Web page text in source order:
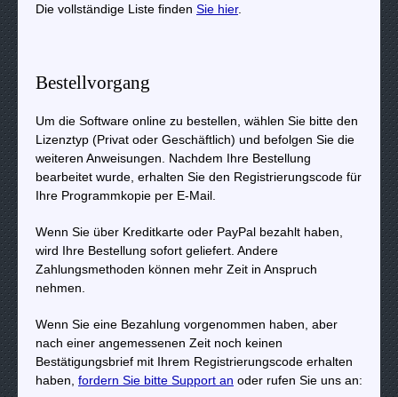
Die vollständige Liste finden Sie hier.
Bestellvorgang
Um die Software online zu bestellen, wählen Sie bitte den
Lizenztyp (Privat oder Geschäftlich) und befolgen Sie die
weiteren Anweisungen. Nachdem Ihre Bestellung
bearbeitet wurde, erhalten Sie den Registrierungscode für
Ihre Programmkopie per E-Mail.
Wenn Sie über Kreditkarte oder PayPal bezahlt haben,
wird Ihre Bestellung sofort geliefert. Andere
Zahlungsmethoden können mehr Zeit in Anspruch
nehmen.
Wenn Sie eine Bezahlung vorgenommen haben, aber
nach einer angemessenen Zeit noch keinen
Bestätigungsbrief mit Ihrem Registrierungscode erhalten
haben, fordern Sie bitte Support an oder rufen Sie uns an: